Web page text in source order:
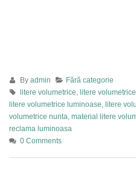
By admin
Fără categorie
litere volumetrice litere
litere volumetrice luminoase litere
volumetrice nunta material litere
reclama luminoasa
0 Comments